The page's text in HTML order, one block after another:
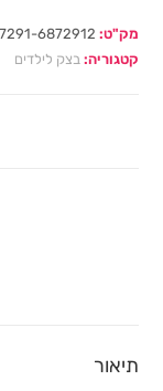
מק"ט: 7291-6872912
קטגוריה:בצק לילדים
תיאור